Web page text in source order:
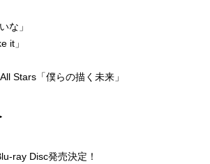
な」
it」
Stars「僕らの描く未来」
ray Disc発売決定！